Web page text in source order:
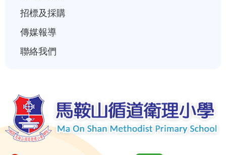
招標及採購
傳媒報導
聯絡我們